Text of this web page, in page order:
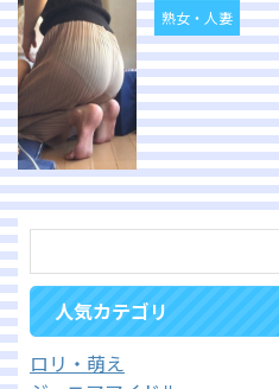
熟女・人妻
人気カテゴリ
ロリ・萌え